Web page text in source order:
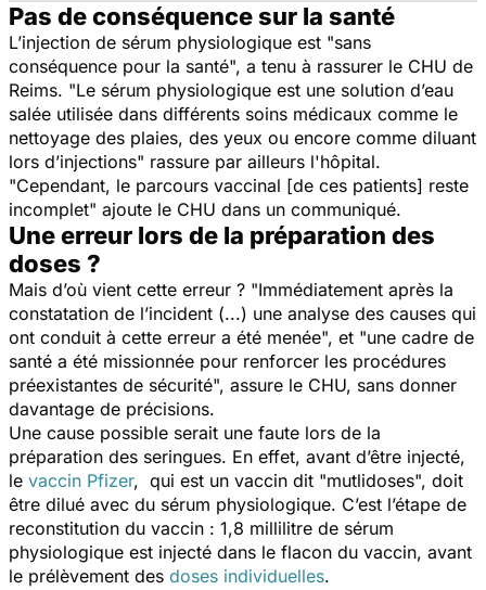
Pas de conséquence sur la santé
L’injection de sérum physiologique est "sans
conséquence pour la santé", a tenu à rassurer le CHU de
Reims. "Le sérum physiologique est une solution d’eau
salée utilisée dans différents soins médicaux comme le
nettoyage des plaies, des yeux ou encore comme diluant
lors d’injections" rassure par ailleurs l'hôpital.
"Cependant, le parcours vaccinal [de ces patients] reste
incomplet" ajoute le CHU dans un communiqué.
Une erreur lors de la préparation des
doses ?
Mais d’où vient cette erreur ? "Immédiatement après la
constatation de l’incident (...) une analyse des causes qui
ont conduit à cette erreur a été menée", et "une cadre de
santé a été missionnée pour renforcer les procédures
préexistantes de sécurité", assure le CHU, sans donner
davantage de précisions.
Une cause possible serait une faute lors de la
préparation des seringues. En effet, avant d’être injecté,
le vaccin Pfizer, qui est un vaccin dit "mutlidoses", doit
être dilué avec du sérum physiologique. C’est l’étape de
reconstitution du vaccin : 1,8 millilitre de sérum
physiologique est injecté dans le flacon du vaccin, avant
le prélèvement des doses individuelles.